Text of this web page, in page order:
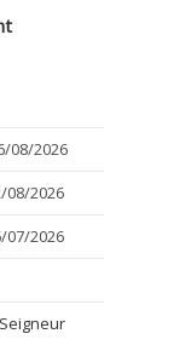
08/2026
08/2026
07/2026